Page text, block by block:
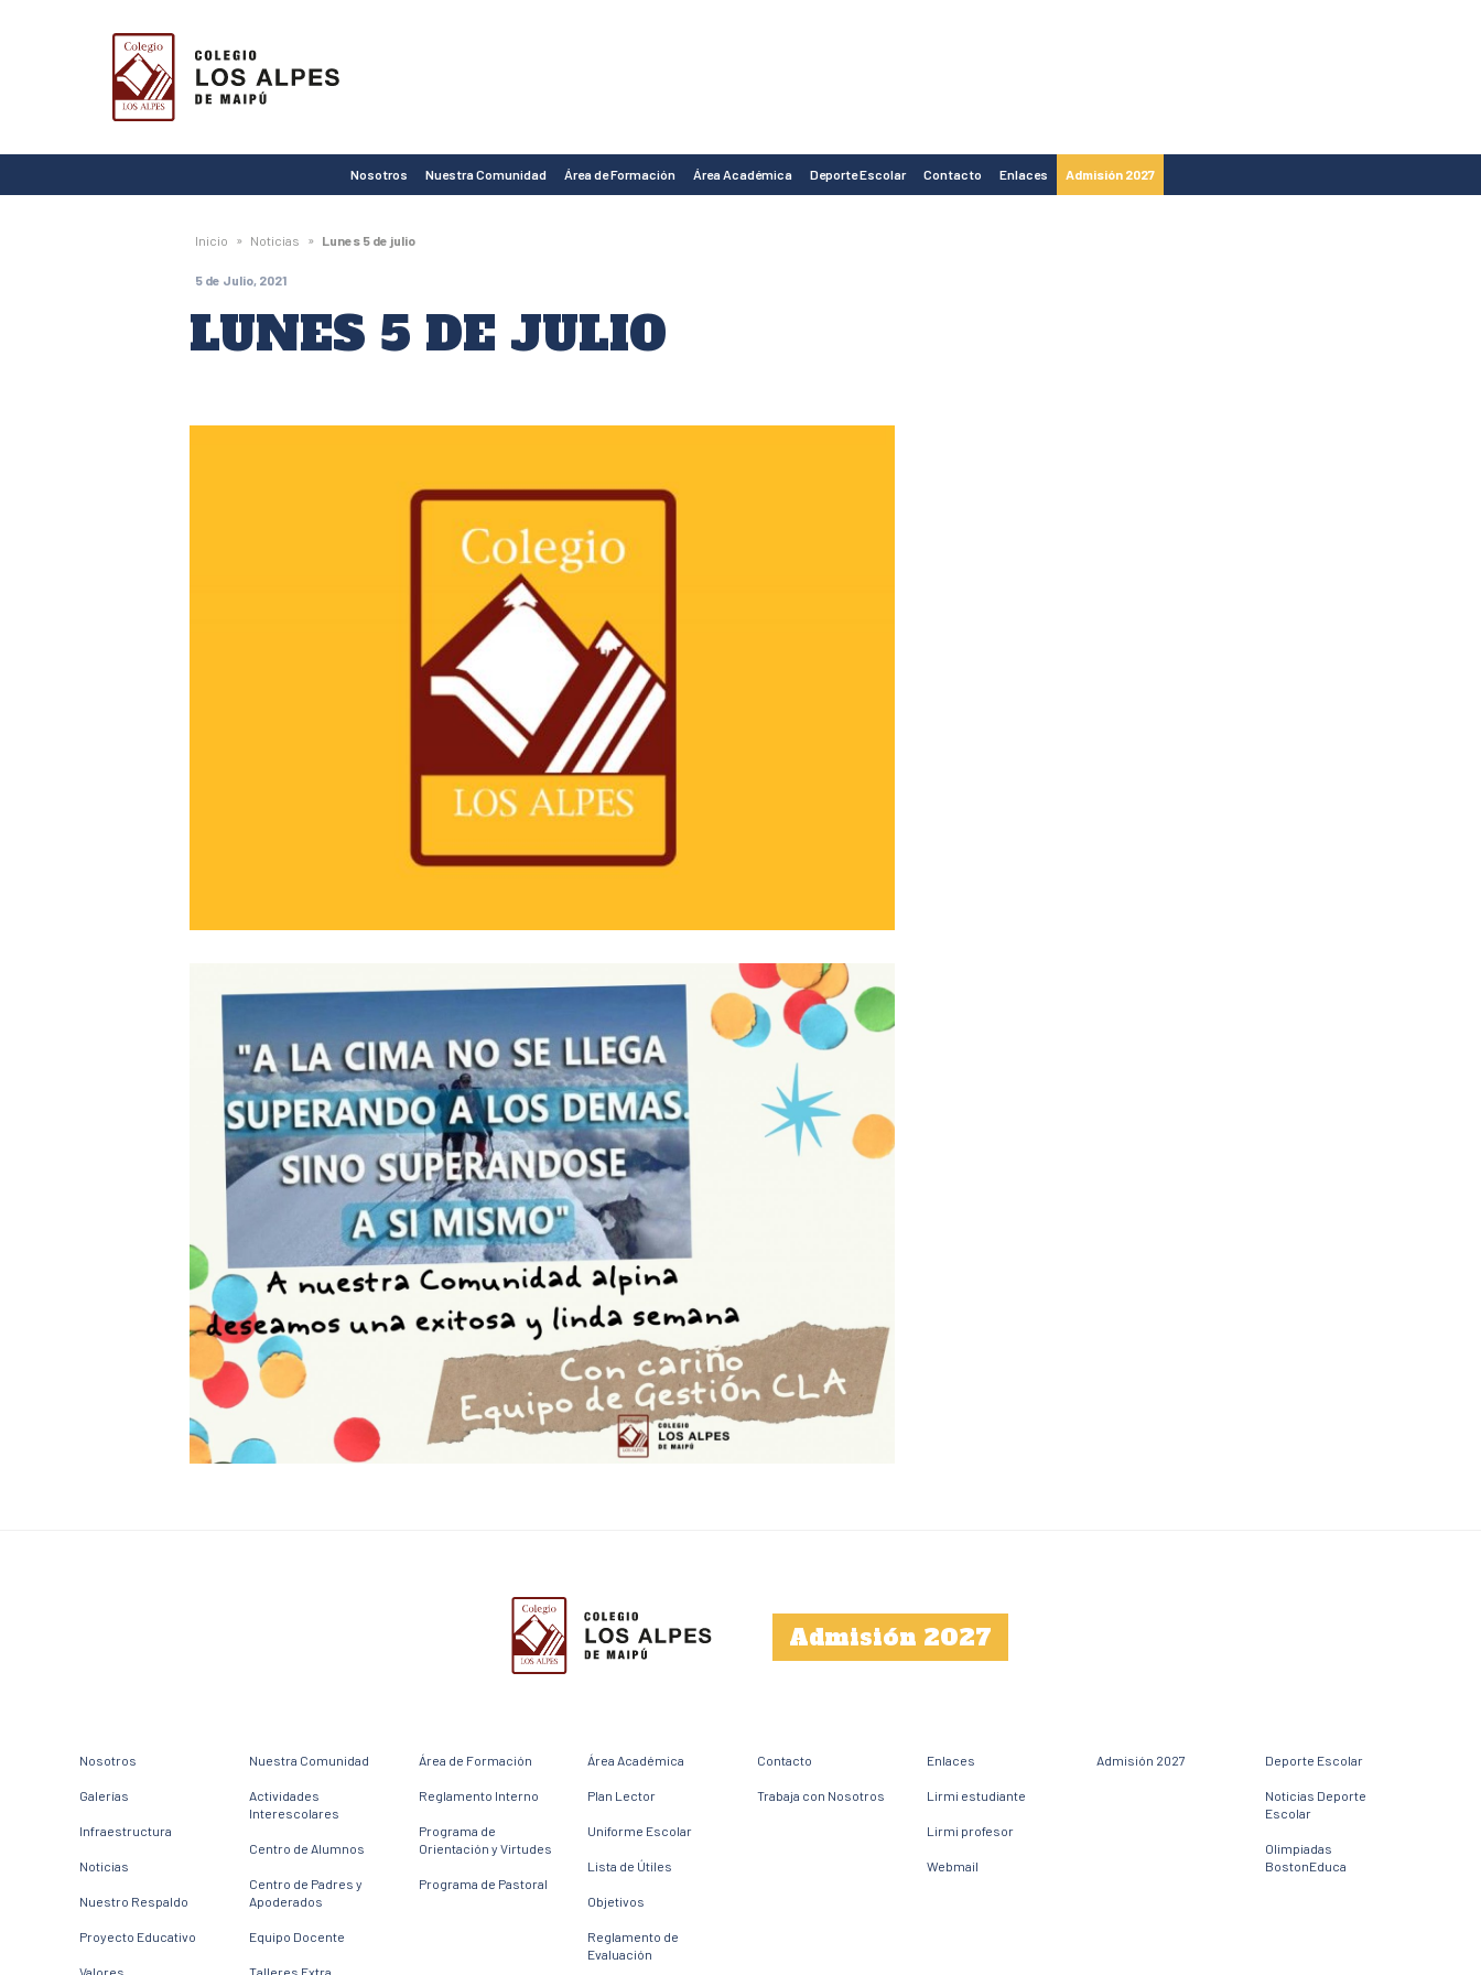
Colegio
Los
Alpes
de
Maipú
Nosotros Nuestra Comunidad Área de Formación Área Académica Deporte Escolar Contacto Enlaces Admisión 2027
Inicio » Noticias » Lunes 5 de julio
5 de Julio, 2021
LUNES 5 DE JULIO
Admisión 2027
Nosotros
Galerías
Infraestructura
Noticias
Nuestro Respaldo
Proyecto Educativo
Nuestra Comunidad
Actividades
Interescolares
Centro de Alumnos
Centro de Padres y
Apoderados
Equipo Docente
Área de Formación
Reglamento Interno
Programa de
Orientación y Virtudes
Programa de Pastoral
Área Académica
Plan Lector
Uniforme Escolar
Lista de Útiles
Objetivos
Reglamento de
Evaluación
Contacto
Trabaja con Nosotros
Enlaces
Lirmi estudiante
Lirmi profesor
Webmail
Admisión 2027 Deporte Escolar
Noticias Deporte
Escolar
Olimpiadas
BostonEduca